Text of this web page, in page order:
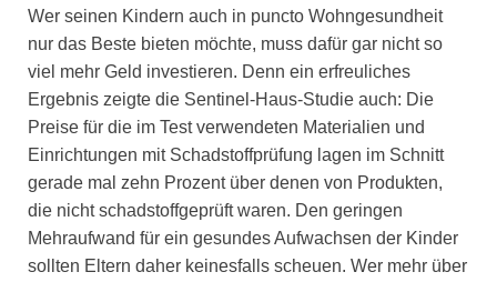
Wer seinen Kindern auch in puncto Wohngesundheit
nur das Beste bieten möchte, muss dafür gar nicht so
viel mehr Geld investieren. Denn ein erfreuliches
Ergebnis zeigte die Sentinel-Haus-Studie auch: Die
Preise für die im Test verwendeten Materialien und
Einrichtungen mit Schadstoffprüfung lagen im Schnitt
gerade mal zehn Prozent über denen von Produkten,
die nicht schadstoffgeprüft waren. Den geringen
Mehraufwand für ein gesundes Aufwachsen der Kinder
sollten Eltern daher keinesfalls scheuen. Wer mehr über